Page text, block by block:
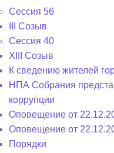
Сессия 56
III Созыв
Сессия 40
XIII Созыв
К сведению жителей
НПА Собрания
коррупции
Оповещение от
Оповещение от
Порядки